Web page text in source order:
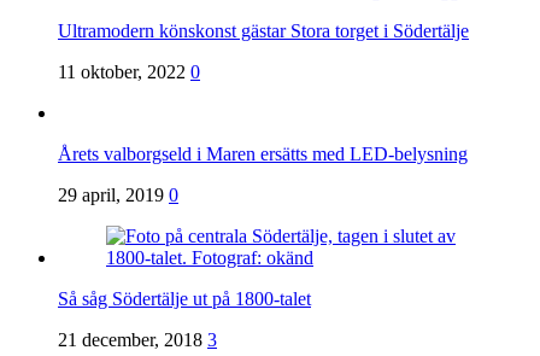
Ultramodern könskonst gästar Stora torget i Södertälje
11 oktober, 2022 0
Årets valborgseld i Maren ersätts med LED-belysning
29 april, 2019 0
Så såg Södertälje ut på 1800-talet
21 december, 2018 3